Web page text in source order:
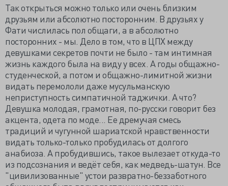
Так открыться можно только или очень близким
друзьям или абсолютно посторонним. В друзьях у
Фати числилась пол общаги, а в абсолютно
посторонних - мы. Дело в том, что в ЦПХ между
девушками секретов почти не было - там интимная
жизнь каждого была на виду у всех. А годы общажно-
студенческой, а потом и общажно-лимитной жизни
видать перемололи даже мусульманскую
неприступность симпатичной таджички. А что?
Девушка молодая, грамотная, по-русски говорит без
акцента, одета по моде... Ее дремучая смесь
традиций и чугунной шариатской нравственности
видать только-только пробудилась от долгого
анабиоза. А пробудившись, такое вылезает откуда-то
из подсознания и ведёт себя, как медведь-шатун. Все
"цивилизованные" устои развратно-беззаботного